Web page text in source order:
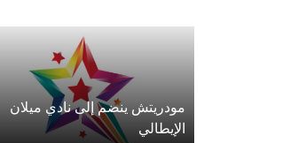
مودريتش ينضم إلى نادي ميلان
الإيطالي